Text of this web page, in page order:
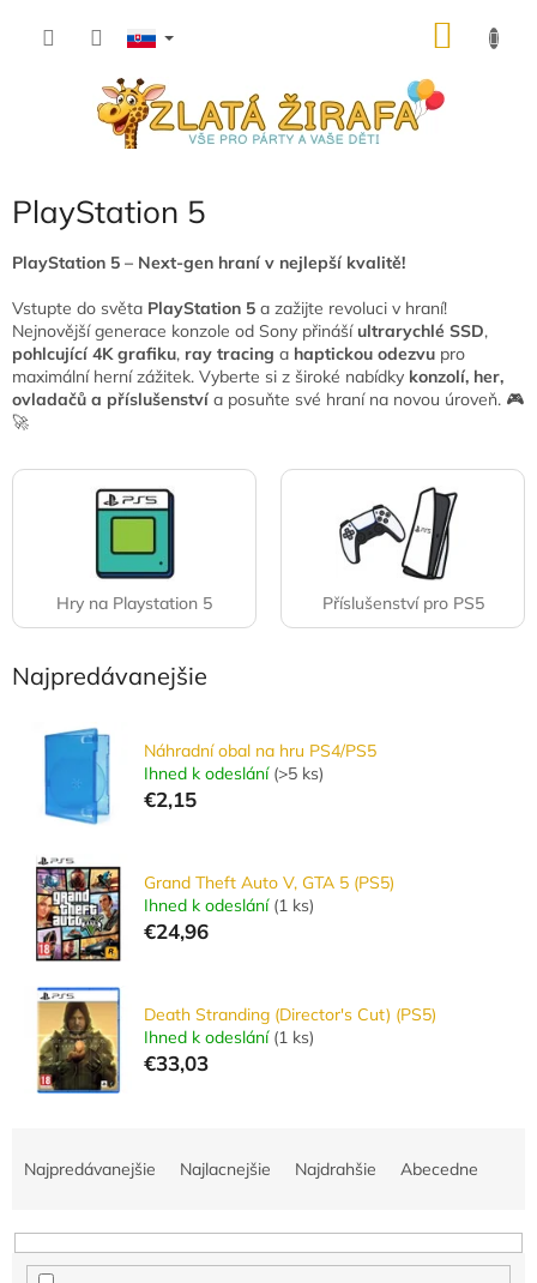
PlayStation 5
PlayStation 5 – Next-gen hraní v nejlepší kvalitě!
Vstupte do světa PlayStation 5 a zažijte revoluci v hraní!
Nejnovější generace konzole od Sony přináší ultrarychlé SSD,
pohlcující 4K grafiku, ray tracing a haptickou odezvu pro
maximální herní zážitek. Vyberte si z široké nabídky konzolí, her,
ovladačů a příslušenství a posuňte své hraní na novou úroveň. 🎮
🚀
Hry na Playstation 5 Příslušenství pro PS5
Najpredávanejšie
Náhradní obal na hru PS4/PS5
Ihned k odeslání (>5 ks)
€2,15
Grand Theft Auto V, GTA 5 (PS5)
Ihned k odeslání (1 ks)
€24,96
Death Stranding (Director's Cut) (PS5)
Ihned k odeslání (1 ks)
€33,03
n
Najpredávanejšie Najlacnejšie Najdrahšie Abecedne